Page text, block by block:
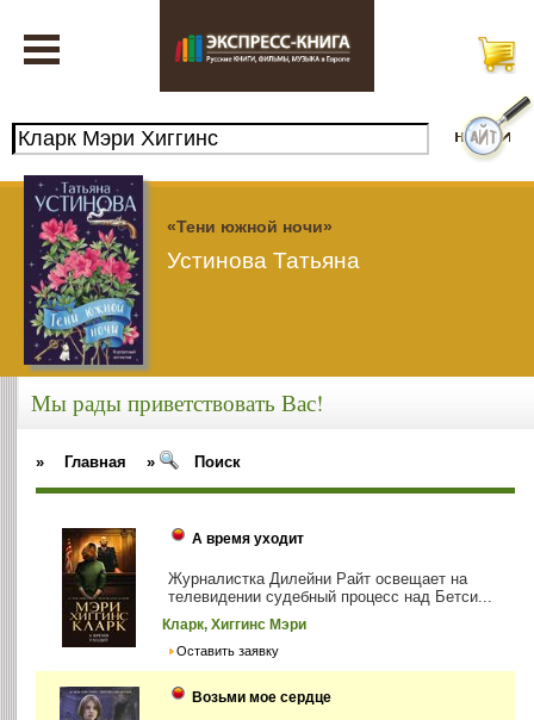
«Тени южной ночи»
Устинова Татьяна
Мы рады приветствовать Вас!
» Главная » Поиск
А время уходит
Журналистка Дилейни Райт освещает на
телевидении судебный процесс над Бетси...
Кларк, Хиггинс Мэри
Оставить заявку
Возьми мое сердце